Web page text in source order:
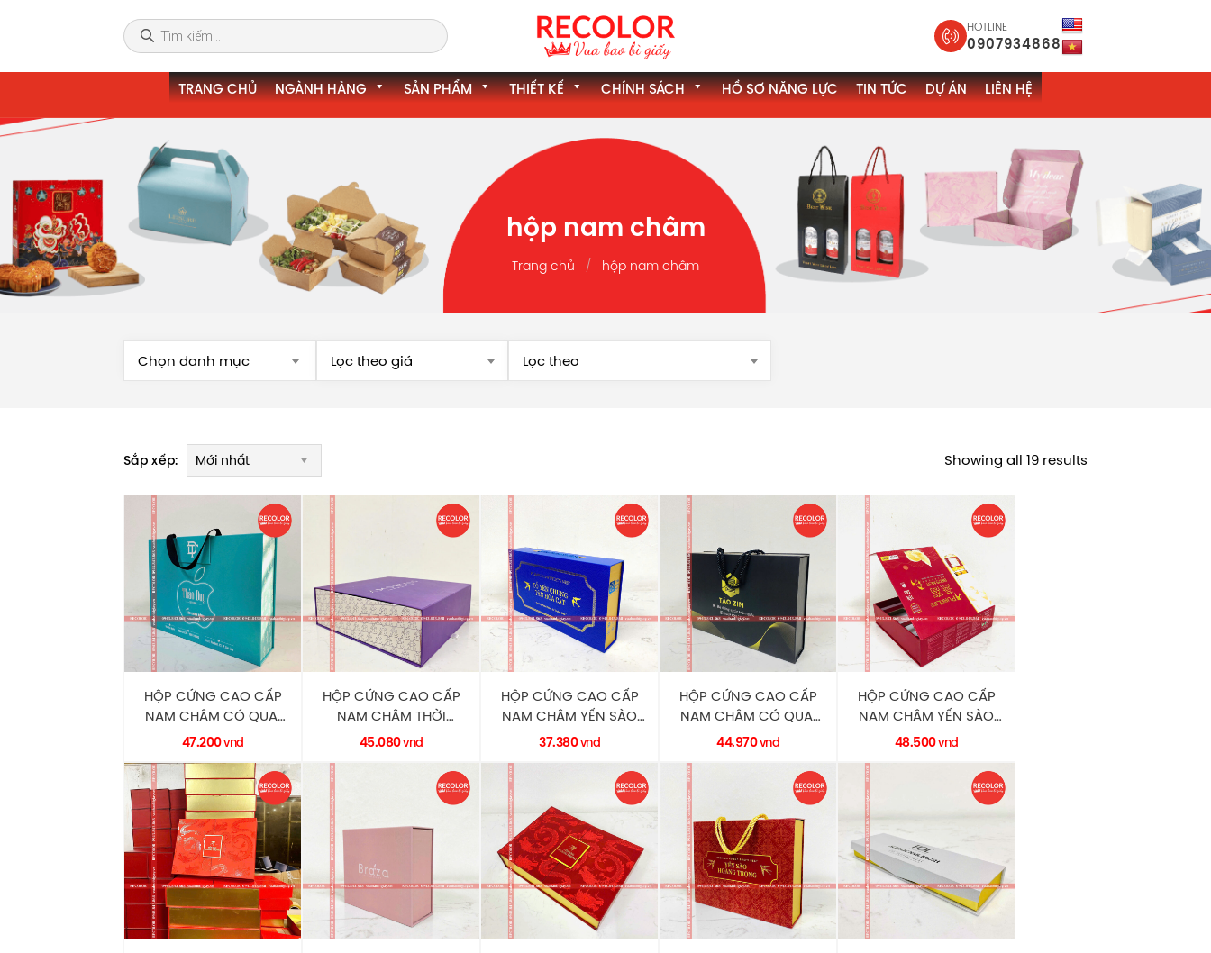
HOTLINE
0907934868
TRANG CHỦ NGÀNH HÀNG SẢN PHẨM THIẾT KẾ CHÍNH SÁCH HỒ SƠ NĂNG LỰC TIN TỨC DỰ ÁN LIÊN HỆ
hộp nam châm
Trang chủ hộp nam châm
Chọn danh mục Lọc theo giá Lọc theo
Showing all 19 results
Sắp xếp:
HỘP CỨNG CAO CẤP
NAM CHÂM CÓ QUAI
XÁCH HC0191 RECOLOR
47.200vnd
HỘP CỨNG CAO CẤP
NAM CHÂM THỜI
TRANG HC0189
45.080vnd
HỘP CỨNG CAO CẤP
NAM CHÂM YẾN SÀO
METALIZE ÉP KIM
37.380vnd
HỘP CỨNG CAO CẤP
NAM CHÂM CÓ QUAI
XÁCH HC0183
44.970vnd
HỘP CỨNG CAO CẤP
NAM CHÂM YẾN SÀO
HC0182 RECOLOR
48.500vnd